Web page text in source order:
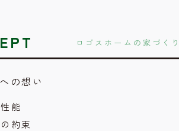
ロゴスホームの家づくり
の想い
能
約束